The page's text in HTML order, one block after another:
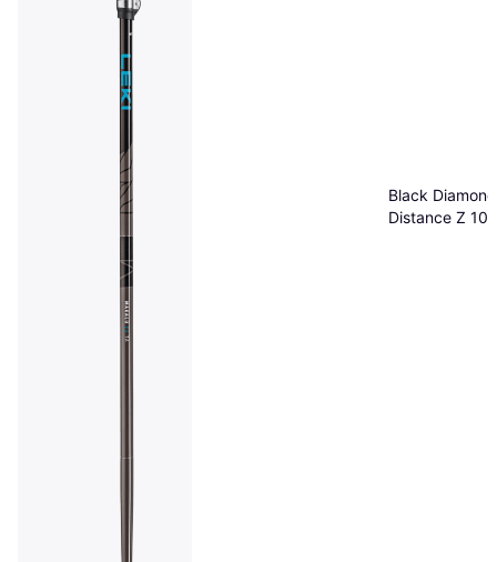
Black Diamond
Distance Z